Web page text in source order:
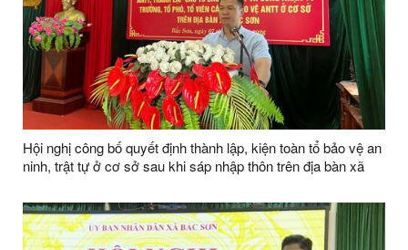
Hội nghị công bố quyết định thành lập, kiện toàn tổ bảo vệ an
ninh, trật tự ở cơ sở sau khi sáp nhập thôn trên địa bàn xã